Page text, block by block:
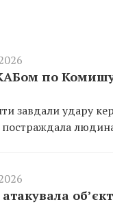
по
завдали удару
постраждала